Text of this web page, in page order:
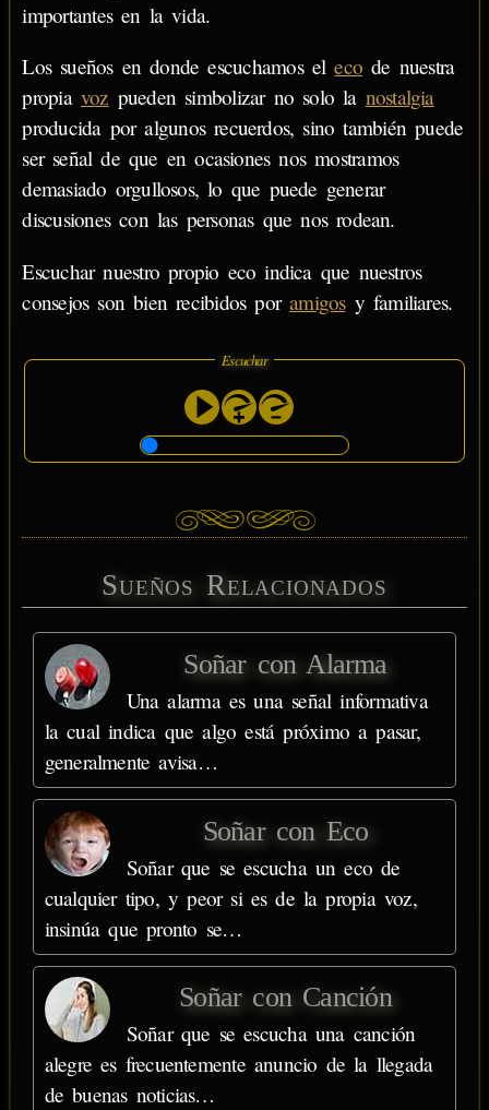
importantes en la vida.
Los sueños en donde escuchamos eleco de nuestra
propia voz pueden simbolizar no solo la nostalgia
producida por algunos recuerdos, sino también puede
ser señal de que en ocasiones nos mostramos
demasiado orgullosos, lo que puede generar
discusiones con las personas que nos rodean.
Escuchar nuestro propio eco indica que nuestros
consejos son bien recibidos poramigosy familiares.
Escuchar
Sueños Relacionados
Soñar con Alarma
Una alarma es una señal informativa
la cual indica que algo está próximo a pasar,
generalmente avisa…
Soñar con Eco
Soñar que se escucha un eco de
cualquier tipo, y peor si es de la propia voz,
insinúa que pronto se…
Soñar con Canción
Soñar que se escucha una canción
alegre es frecuentemente anuncio de la llegada
de buenas noticias…